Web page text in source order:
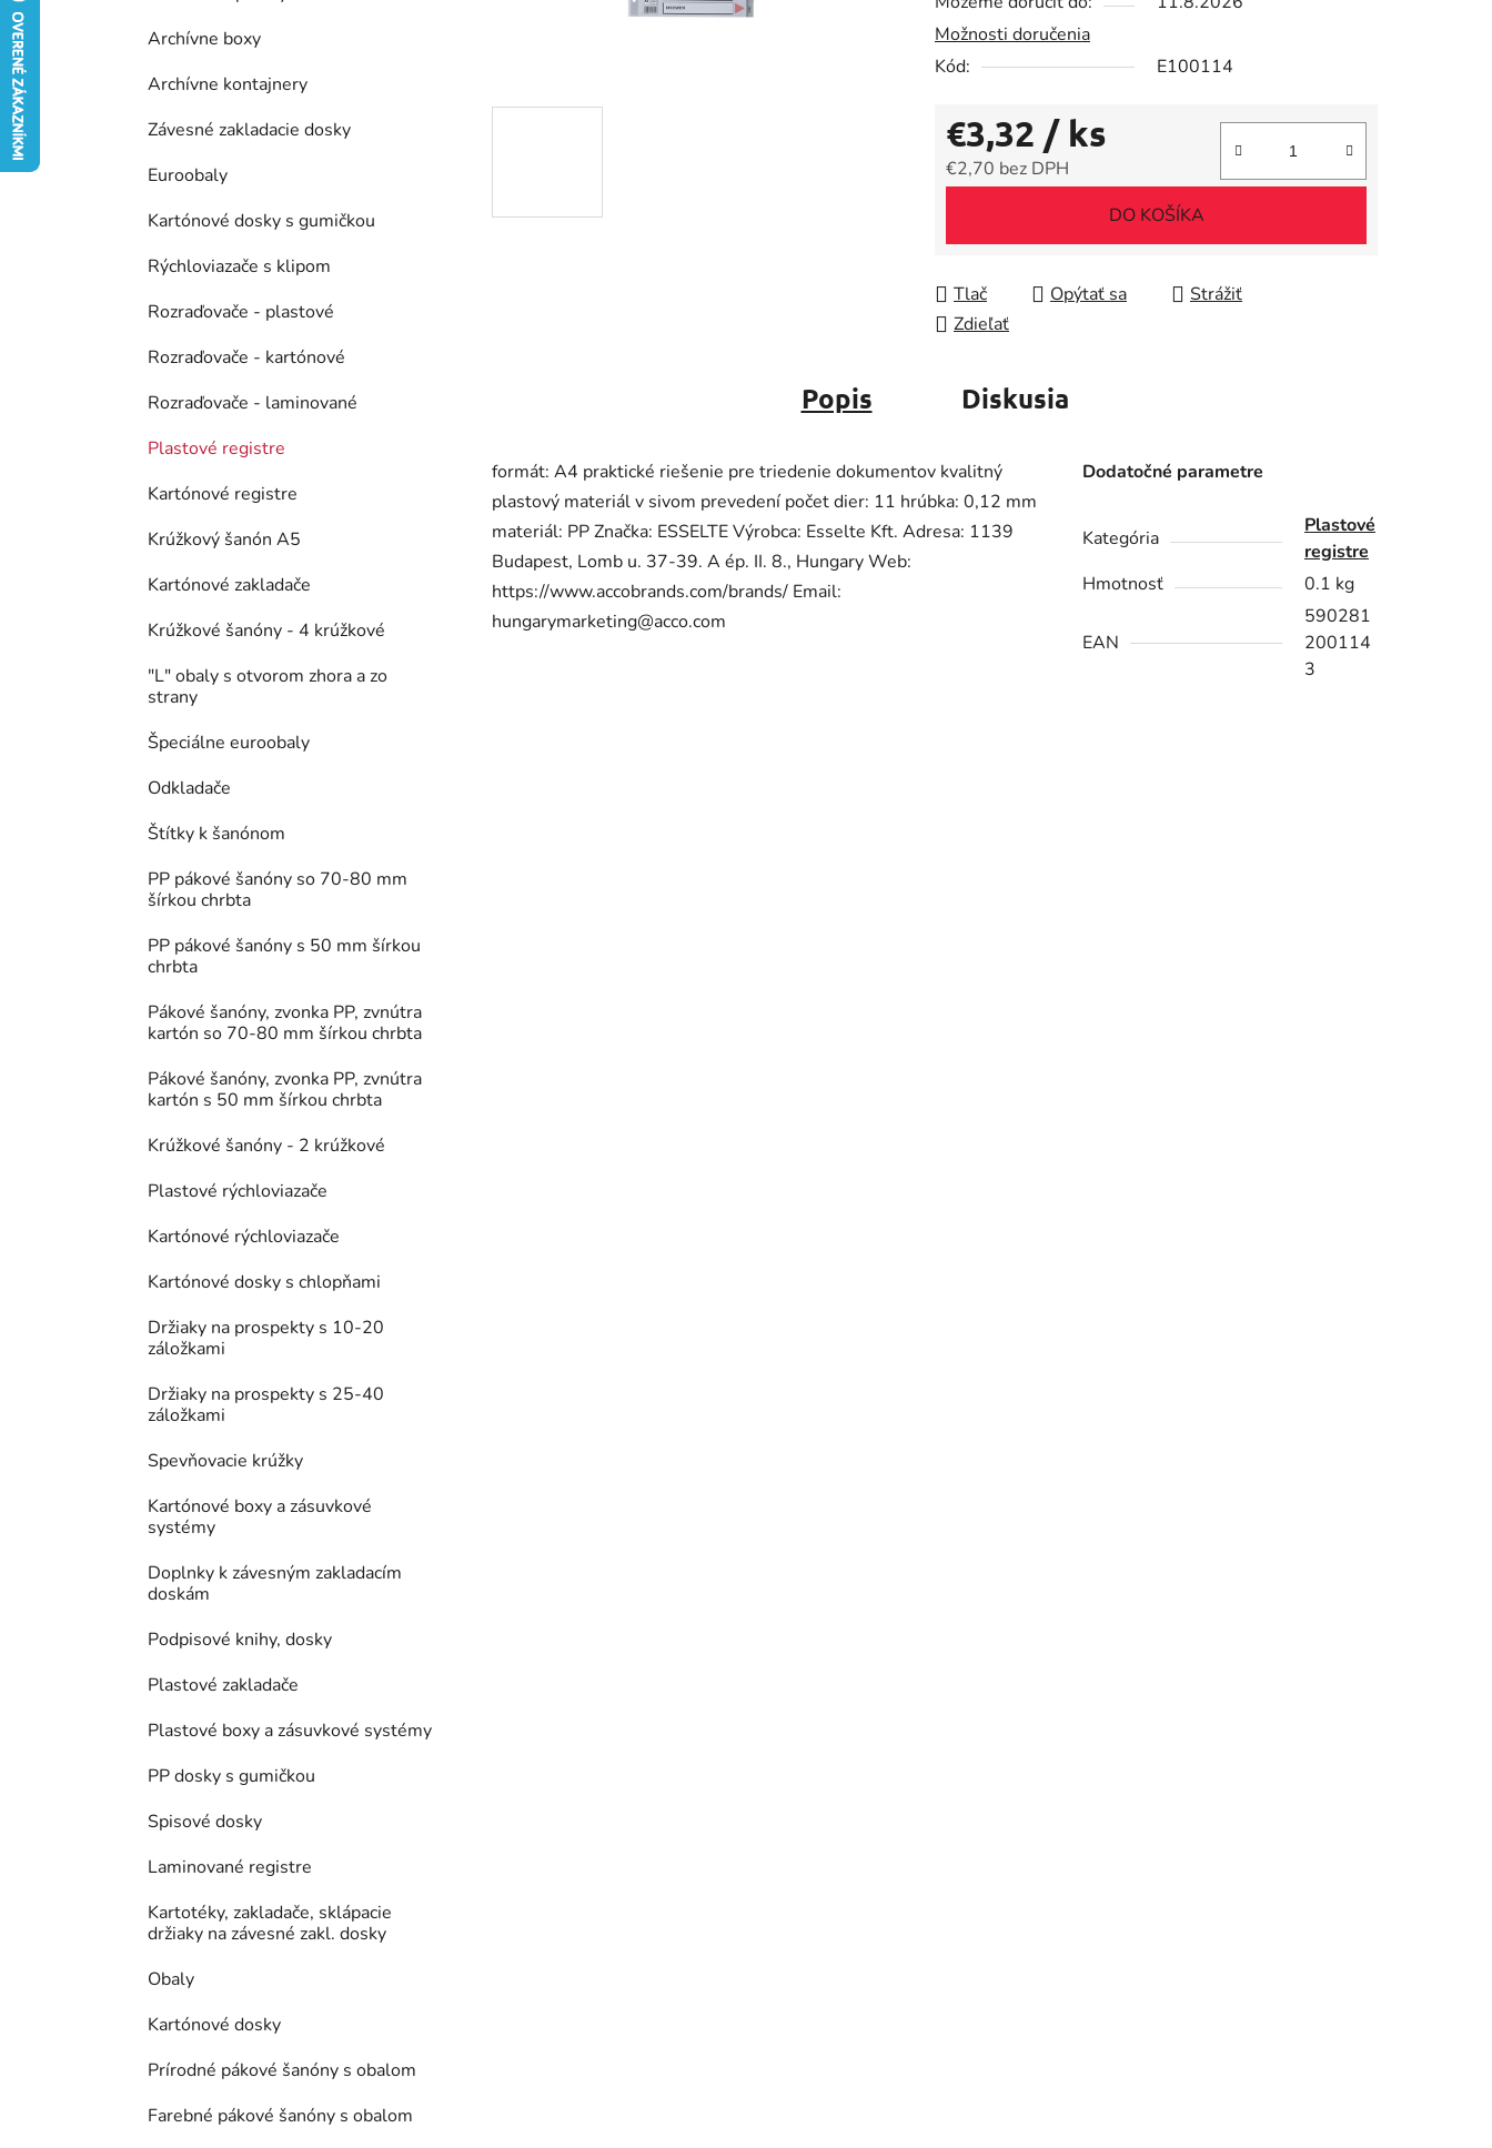
Archívne boxy
Archívne kontajnery
Závesné zakladacie dosky
Euroobaly
Kartónové dosky s gumičkou
Rýchloviazače s klipom
Rozraďovače - plastové
Rozraďovače - kartónové
Rozraďovače - laminované
Plastové registre
Kartónové registre
Krúžkový šanón A5
Kartónové zakladače
Krúžkové šanóny - 4 krúžkové
"L" obaly s otvorom zhora a zo
strany
Špeciálne euroobaly
Odkladače
Štítky k šanónom
PP pákové šanóny so 70-80 mm
šírkou chrbta
PP pákové šanóny s 50 mm šírkou
chrbta
Pákové šanóny, zvonka PP, zvnútra
kartón so 70-80 mm šírkou chrbta
Pákové šanóny, zvonka PP, zvnútra
kartón s 50 mm šírkou chrbta
Krúžkové šanóny - 2 krúžkové
Plastové rýchloviazače
Kartónové rýchloviazače
Kartónové dosky s chlopňami
Držiaky na prospekty s 10-20
záložkami
Držiaky na prospekty s 25-40
záložkami
Spevňovacie krúžky
Kartónové boxy a zásuvkové
systémy
Doplnky k závesným zakladacím
doskám
Podpisové knihy, dosky
Plastové zakladače
Plastové boxy a zásuvkové systémy
PP dosky s gumičkou
Spisové dosky
Laminované registre
Kartotéky, zakladače, sklápacie
držiaky na závesné zakl. dosky
Obaly
Kartónové dosky
Prírodné pákové šanóny s obalom
Farebné pákové šanóny s obalom
0,0
z
5
Možnosti doručenia
Kód:
E100114
€3,32 / ks
€2,70 bez DPH
DO KOŠÍKA
Tlač Opýtať sa
Strážiť
Zdieľať
Popis Diskusia
formát: A4 praktické riešenie pre triedenie dokumentov kvalitný
plastový materiál v sivom prevedení počet dier: 11 hrúbka: 0,12 mm
materiál: PP Značka: ESSELTE Výrobca: Esselte Kft. Adresa: 1139
Budapest, Lomb u. 37-39. A ép. II. 8., Hungary Web:
https://www.accobrands.com/brands/ Email:
hungarymarketing@acco.com
Dodatočné parametre
Kategória
Plastové
registre
Hmotnosť
0.1 kg
EAN
590281
200114
3